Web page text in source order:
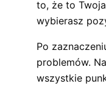
to, że to
wybierasz
Po
problemów.
wszystkie